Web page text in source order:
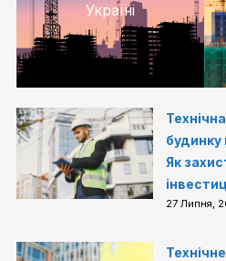
Україні
будинку
Як
27 Липня,